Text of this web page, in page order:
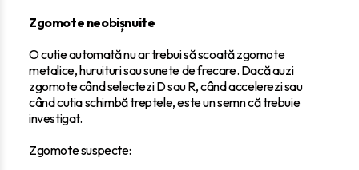
Zgomote neobișnuite
O cutie automată nu ar trebui să scoată zgomote
metalice, huruituri sau sunete de frecare. Dacă auzi
zgomote când selectezi D sau R, când accelerezi sau
când cutia schimbă treptele, este un semn că trebuie
investigat.
Zgomote suspecte: